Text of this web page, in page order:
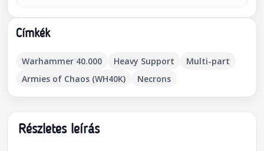
Címkék
Warhammer 40.000 Heavy Support
Multi-part
Armies of Chaos (WH40K)
Necrons
Részletes leírás